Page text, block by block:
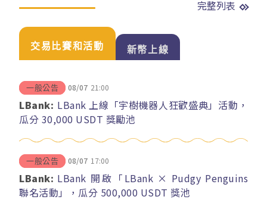
完整列表
交易比賽和活動 新幣上線
一般公告 08/07 21:00
LBank: LBank 上線「宇樹機器人狂歡盛典」活動，
瓜分 30,000 USDT 獎勵池
一般公告 08/07 17:00
LBank: LBank 開啟「LBank × Pudgy Penguins
聯名活動」，瓜分 500,000 USDT 獎池